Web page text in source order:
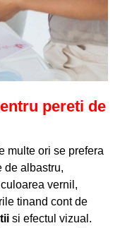
pereti de
multe ori se prefera
de albastru,
vernil,
tinand cont de
si efectul vizual.